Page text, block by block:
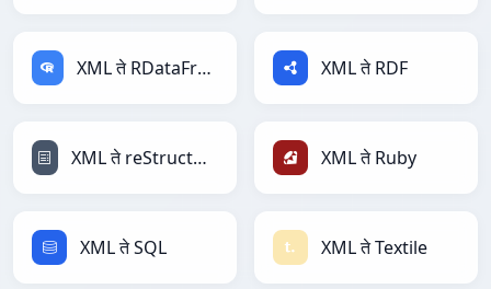
XML ते RDataFrame XML ते RDF
XML ते reStructuredText XML ते Ruby
XML ते SQL XML ते Textile